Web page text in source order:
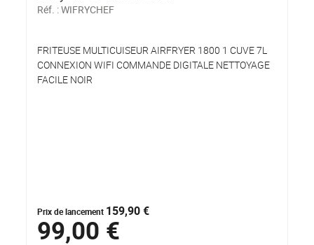
Réf. :WIFRYCHEF
FRITEUSE MULTICUISEUR AIRFRYER 1800 1 CUVE 7L
CONNEXION WIFI COMMANDE DIGITALE NETTOYAGE
FACILE NOIR
Prix de lancement 159,90 €
99,00 €